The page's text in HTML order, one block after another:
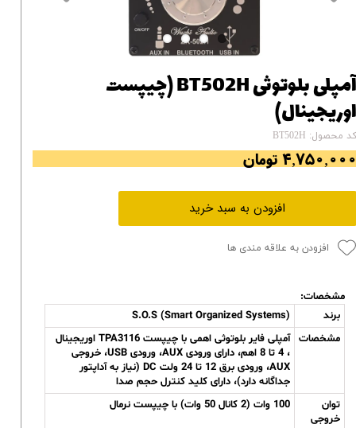
آمپلی بلوتوثی BT502H (چیپست
اوریجینال)
کد محصول: BT502H
۴,۷۵۰,۰۰۰ تومان
افزودن به سبد خرید
افزودن به علاقه مندی ها
مشخصات:
برند
S.O.S (Smart Organized Systems)
مشخصات
آمپلی فایر بلوتوثی اهمی با چیپست TPA3116 اوریجینال
، 4 تا 8 اهم، دارای ورودی AUX، ورودی USB، خروجی
AUX، ورودی برق 12 تا 24 ولت DC (نیاز به آداپتور
جداگانه دارد)، دارای کلید کنترل حجم صدا
توان
خروجی
100 وات (2 کانال 50 وات) با چیپست نرمال